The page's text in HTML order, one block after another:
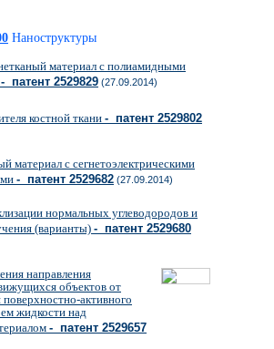
Наноструктуры
материал с полиамидными
- патент 2529829 (27.09.2014)
костной ткани - патент 2529802
материал с сегнетоэлектрическими
- патент 2529682 (27.09.2014)
нормальных углеводородов и
(варианты)- патент 2529680
направления
объектов от
поверхностно-активного
жидкости над
- патент 2529657